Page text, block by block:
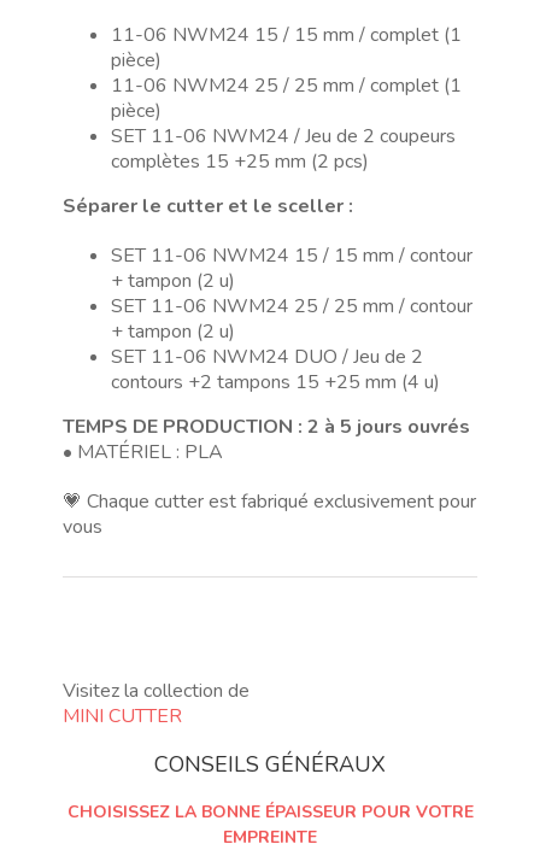
11-06 NWM24 15 / 15 mm / complet (1
pièce)
11-06 NWM24 25 / 25 mm / complet (1
pièce)
SET 11-06 NWM24 / Jeu de 2 coupeurs
complètes 15 +25 mm (2 pcs)
Séparer le cutter et le sceller :
SET 11-06 NWM24 15 / 15 mm / contour
+ tampon (2 u)
SET 11-06 NWM24 25 / 25 mm / contour
+ tampon (2 u)
SET 11-06 NWM24 DUO / Jeu de 2
contours +2 tampons 15 +25 mm (4 u)
TEMPS DE PRODUCTION : 2 à 5 jours ouvrés
• MATÉRIEL : PLA
💗 Chaque cutter est fabriqué exclusivement pour
vous
Visitez la collection de
MINI CUTTER
CONSEILS GÉNÉRAUX
CHOISISSEZ LA BONNE ÉPAISSEUR POUR VOTRE
EMPREINTE